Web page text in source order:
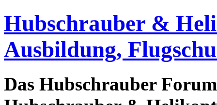
Hubschrauber &
Ausbildung,
Das Hubschrauber